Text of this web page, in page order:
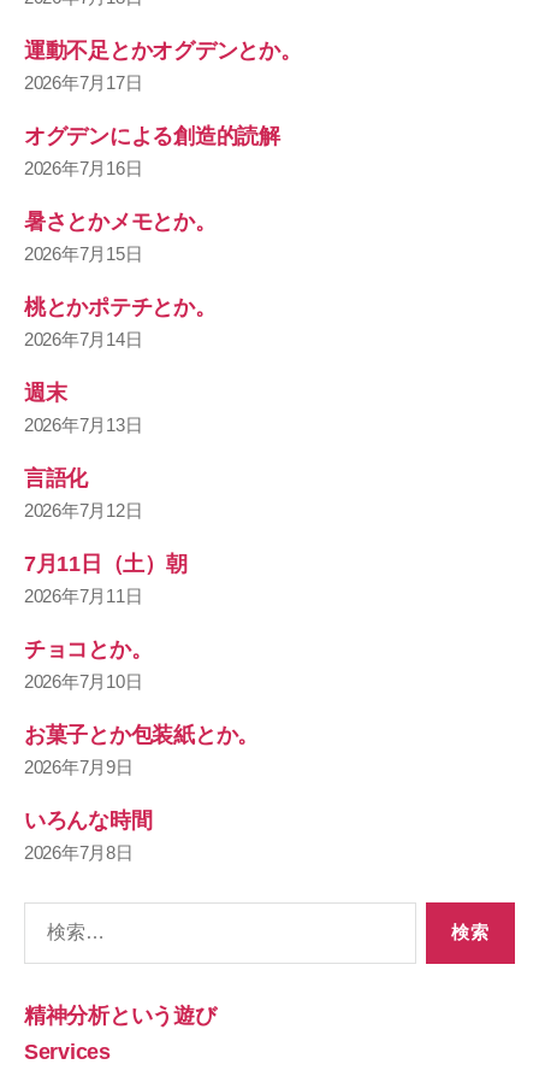
運動不足とかオグデンとか。
2026年7月17日
オグデンによる創造的読解
2026年7月16日
暑さとかメモとか。
2026年7月15日
桃とかポテチとか。
2026年7月14日
週末
2026年7月13日
言語化
2026年7月12日
7月11日（土）朝
2026年7月11日
チョコとか。
2026年7月10日
お菓子とか包装紙とか。
2026年7月9日
いろんな時間
2026年7月8日
象:
精神分析という遊び
Services